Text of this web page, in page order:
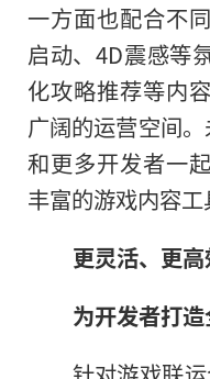
一方面也配合不
启动、4D震感等
化攻略推荐等内
广阔的运营空间
和更多开发者一
丰富的游戏内容工
更灵活、更高
为开发者打